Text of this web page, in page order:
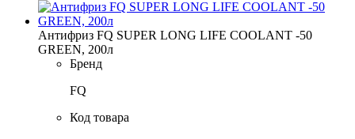
Антифриз FQ SUPER LONG LIFE COOLANT -50
GREEN, 200л
Бренд
FQ
Код товара